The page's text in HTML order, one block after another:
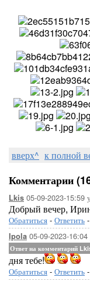
вверх^ к полной
Комментарии
Lkis 05-09-2023-15:59
Добрый вечер,
Обратиться - Ответить -
Ipola 05-09-2023-16:04
Ответ на комментарий
дня тебе!
Обратиться - Ответить -